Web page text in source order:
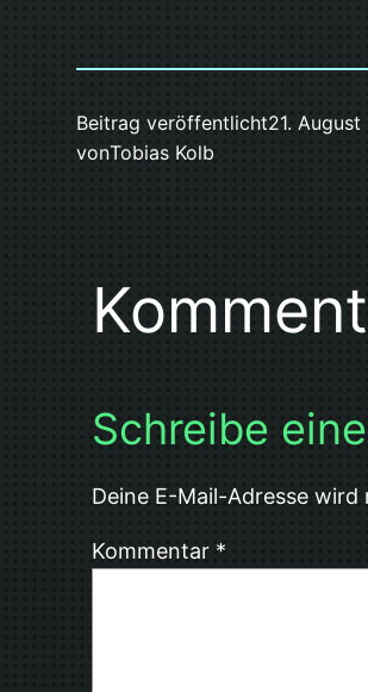
Beitrag veröffentlicht21. August
vonTobias Kolb
Schreibe
Deine E-Mail-Adresse
Kommentar *